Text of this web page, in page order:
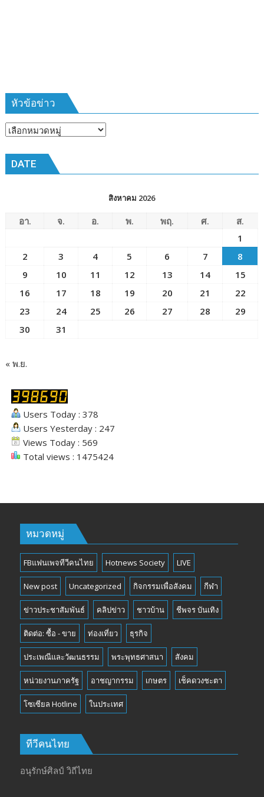
๒๕๖๙
หัวข้อข่าว
หัวข้อ
DATE
สิงหาคม 2026
อา. จ. อ. พ. พฤ. ศ.
ส.
1
2
3 4 5 6 7
8
9
10 11 12 13 14
15
16
17 18 19 20 21
22
23
24 25 26 27 28
29
30
31
« พ.ย.
Users Today : 378
Users Yesterday : 247
Views Today : 569
Total views : 1475424
หมวดหมู่
FBแฟนเพจทีวีคนไทย Hotnews Society LIVE
New post Uncategorized กิจกรรมเพื่อสังคม กีฬา
ข่าวประชาสัมพันธ์ คลิปข่าว ชาวบ้าน ชีพจร บันเทิง
ติดต่อ: ซื้อ - ขาย ท่องเที่ยว ธุรกิจ
ประเพณีและวัฒนธรรม พระพุทธศาสนา สังคม
หน่วยงานภาครัฐ อาชญากรรม เกษตร เช็คดวงชะตา
โซเซียล Hotline ในประเทศ
ทีวีคนไทย
อนุรักษ์ศิลป์ วิถีไทย